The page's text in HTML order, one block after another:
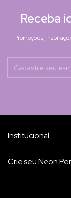
Receba
Promoções,
Institucional
Crie seu Neon